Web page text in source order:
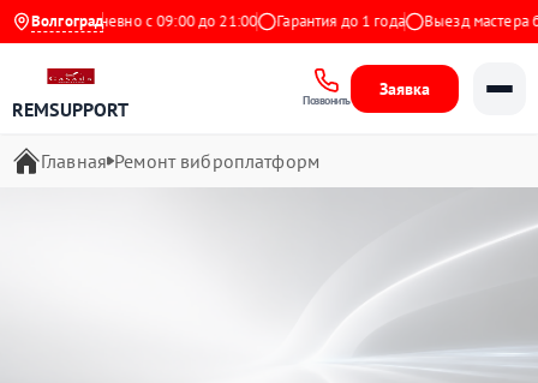
Волгоград
Ежедневно с 09:00 до 21:00 Гарантия до 1 года Выезд мастера
REMSUPPORT Позвонить
Заявка
Главная Ремонт виброплатформ